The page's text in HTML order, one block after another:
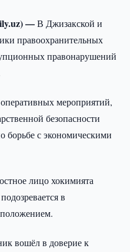
—В Джизакской и
правоохранительных
правонарушений
мероприятий,
безопасности
борьбе с экономическими
лицо хокимията
в
вошёл в доверие к